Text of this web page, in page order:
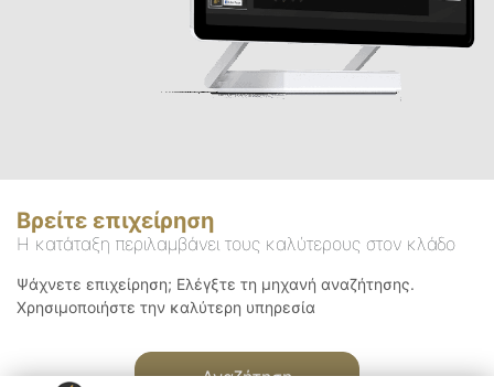
Βρείτε επιχείρηση
Η κατάταξη περιλαμβάνει τους καλύτερους στον κλάδο
Ψάχνετε επιχείρηση; Ελέγξτε τη μηχανή αναζήτησης.
Χρησιμοποιήστε την καλύτερη υπηρεσία
Αναζήτηση